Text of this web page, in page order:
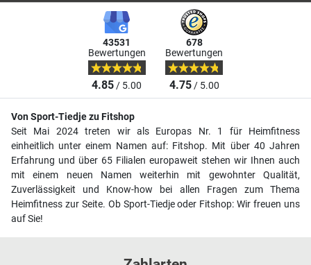
43531
Bewertungen
4.85/ 5.00
678
Bewertungen
4.75/ 5.00
Von Sport-Tiedje zu Fitshop
Seit Mai 2024 treten wir als Europas Nr. 1 für Heimfitness
einheitlich unter einem Namen auf: Fitshop. Mit über 40 Jahren
Erfahrung und über 65 Filialen europaweit stehen wir Ihnen auch
mit einem neuen Namen weiterhin mit gewohnter Qualität,
Zuverlässigkeit und Know-how bei allen Fragen zum Thema
Heimfitness zur Seite. Ob Sport-Tiedje oder Fitshop: Wir freuen uns
auf Sie!